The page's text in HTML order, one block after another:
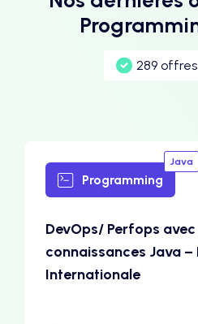
289
Programming
Java
DevOps/ Perfops avec
connaissances Java –
Internationale